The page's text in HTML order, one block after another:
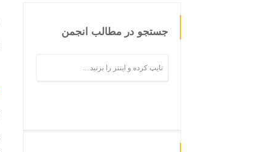
جستجو در مطالب انجمن